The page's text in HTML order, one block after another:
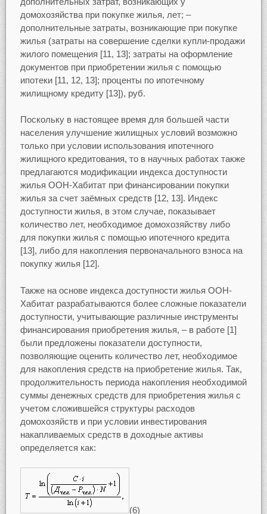
домохозяйства при покупке жилья, лет; –
дополнительные затраты, возникающие при покупке
жилья (затраты на совершение сделки купли-продажи
жилого помещения [11, 13]; затраты на оформление
документов при приобретении жилья с помощью
ипотеки [11, 12, 13]; проценты по ипотечному
жилищному кредиту [13]), руб.
Поскольку в настоящее время для большей части
населения улучшение жилищных условий возможно
только при условии использования ипотечного
жилищного кредитования, то в научных работах также
предлагаются модификации индекса доступности
жилья ООН-Хабитат при финансировании покупки
жилья за счет заёмных средств [12, 13]. Индекс
доступности жилья, в этом случае, показывает
количество лет, необходимое домохозяйству либо
для покупки жилья с помощью ипотечного кредита
[13], либо для накопления первоначального взноса на
покупку жилья [12].
Также на основе индекса доступности жилья ООН-
Хабитат разрабатываются более сложные показатели
доступности, учитывающие различные инструменты
финансирования приобретения жилья, – в работе [1]
были предложены показатели доступности,
позволяющие оценить количество лет, необходимое
для накопления средств на приобретение жилья. Так,
продолжительность периода накопления необходимой
суммы денежных средств для приобретения жилья с
учетом сложившейся структуры расходов
домохозяйств и при условии инвестирования
накапливаемых средств в доходные активы
определяется как:
(6)